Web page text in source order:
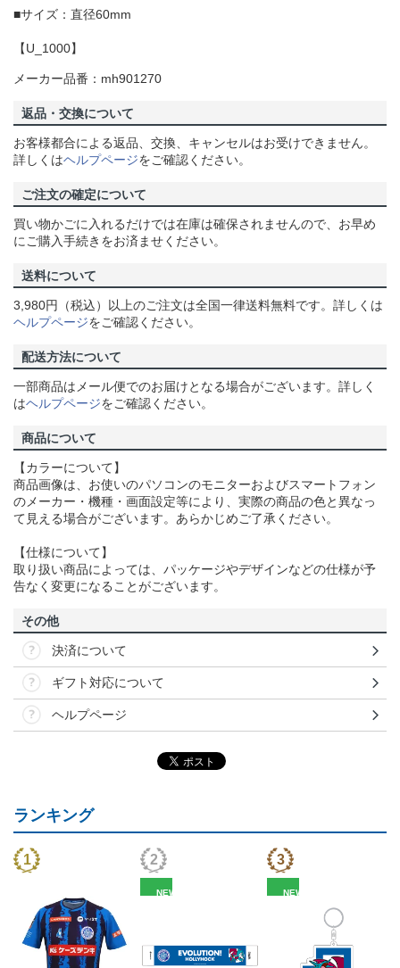
■サイズ：直径60mm
【U_1000】
メーカー品番：mh901270
返品・交換について
お客様都合による返品、交換、キャンセルはお受けできません。
詳しくはヘルプページをご確認ください。
ご注文の確定について
買い物かごに入れるだけでは在庫は確保されませんので、お早め
にご購入手続きをお済ませください。
送料について
3,980円（税込）以上のご注文は全国一律送料無料です。詳しくは
ヘルプページをご確認ください。
配送方法について
一部商品はメール便でのお届けとなる場合がございます。詳しく
はヘルプページをご確認ください。
商品について
【カラーについて】
商品画像は、お使いのパソコンのモニターおよびスマートフォン
のメーカー・機種・画面設定等により、実際の商品の色と異なっ
て見える場合がございます。あらかじめご了承ください。
【仕様について】
取り扱い商品によっては、パッケージやデザインなどの仕様が予
告なく変更になることがございます。
その他
決済について
ギフト対応について
ヘルプページ
ランキング
NEW NEW